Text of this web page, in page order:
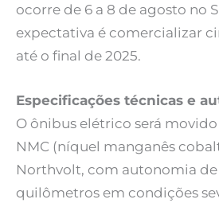
ocorre de 6 a 8 de agosto no
expectativa é comercializar
até o final de 2025.
Especificações técnicas e
O ônibus elétrico será
NMC (níquel manganês
Northvolt, com autonomia de
quilômetros em condições